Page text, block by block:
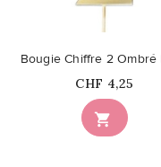

Bougie Chiffre 2 Ombré
Prix
CHF 4,25